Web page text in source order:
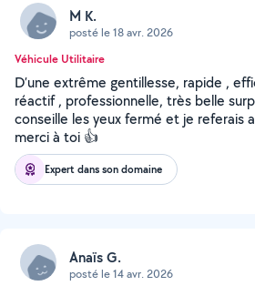
M K.
posté le 18 avr. 2026
Véhicule Utilitaire
D’une extrême gentillesse, rapide ,
réactif , professionnelle, très belle
conseille les yeux fermé et je referais
merci à toi 👍
Expert dans son domaine
Anaïs G.
posté le 14 avr. 2026